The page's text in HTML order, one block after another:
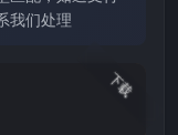
我们处理
下载